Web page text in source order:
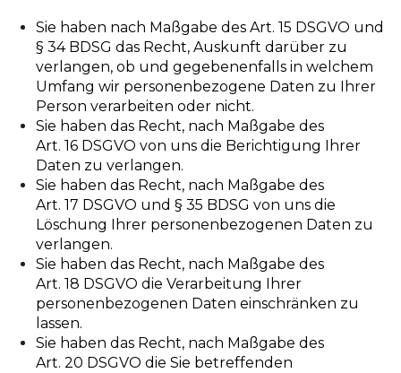
Sie haben nach Maßgabe des Art. 15 DSGVO und
§ 34 BDSG das Recht, Auskunft darüber zu
verlangen, ob und gegebenenfalls in welchem
Umfang wir personenbezogene Daten zu Ihrer
Person verarbeiten oder nicht.
Sie haben das Recht, nach Maßgabe des
Art. 16 DSGVO von uns die Berichtigung Ihrer
Daten zu verlangen.
Sie haben das Recht, nach Maßgabe des
Art. 17 DSGVO und § 35 BDSG von uns die
Löschung Ihrer personenbezogenen Daten zu
verlangen.
Sie haben das Recht, nach Maßgabe des
Art. 18 DSGVO die Verarbeitung Ihrer
personenbezogenen Daten einschränken zu
lassen.
Sie haben das Recht, nach Maßgabe des
Art. 20 DSGVO die Sie betreffenden